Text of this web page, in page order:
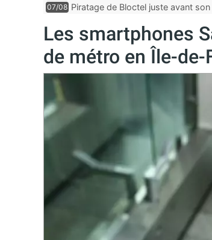
07/08 Piratage de Bloctel juste avant
Les smartphones
de métro en Île-